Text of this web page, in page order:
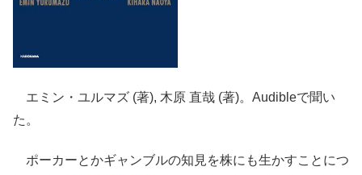
エミン・ユルマズ (著), 木原 直哉 (著)。Audibleで聞い
た。
ポーカーとかギャンブルの知見を株にも生かすことにつ